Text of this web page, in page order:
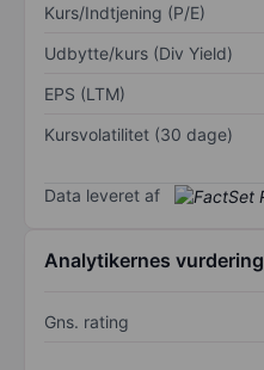
Kurs/Indtjening (P/E)
Udbytte/kurs (Div Yield)
EPS (LTM)
Kursvolatilitet (30 dage)
Data leveret af
Analytikernes vurdering
Gns. rating